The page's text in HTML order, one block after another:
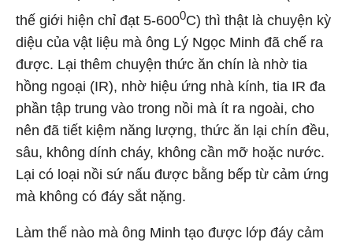
thế giới hiện chỉ đạt 5-6000C) thì thật là chuyện kỳ
diệu của vật liệu mà ông Lý Ngọc Minh đã chế ra
được. Lại thêm chuyện thức ăn chín là nhờ tia
hồng ngoại (IR), nhờ hiệu ứng nhà kính, tia IR đa
phần tập trung vào trong nồi mà ít ra ngoài, cho
nên đã tiết kiệm năng lượng, thức ăn lại chín đều,
sâu, không dính cháy, không cần mỡ hoặc nước.
Lại có loại nồi sứ nấu được bằng bếp từ cảm ứng
mà không có đáy sắt nặng.
Làm thế nào mà ông Minh tạo được lớp đáy cảm